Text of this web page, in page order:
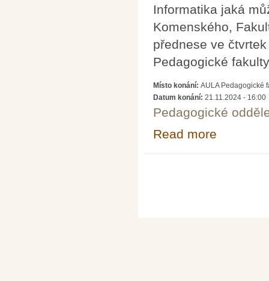
Informatika jaká
Komenského,
přednese ve
Pedagogické
Místo konání: AULA Pedagogické
Datum konání: 21.11.2024 - 16:00
Pedagogické
Read more